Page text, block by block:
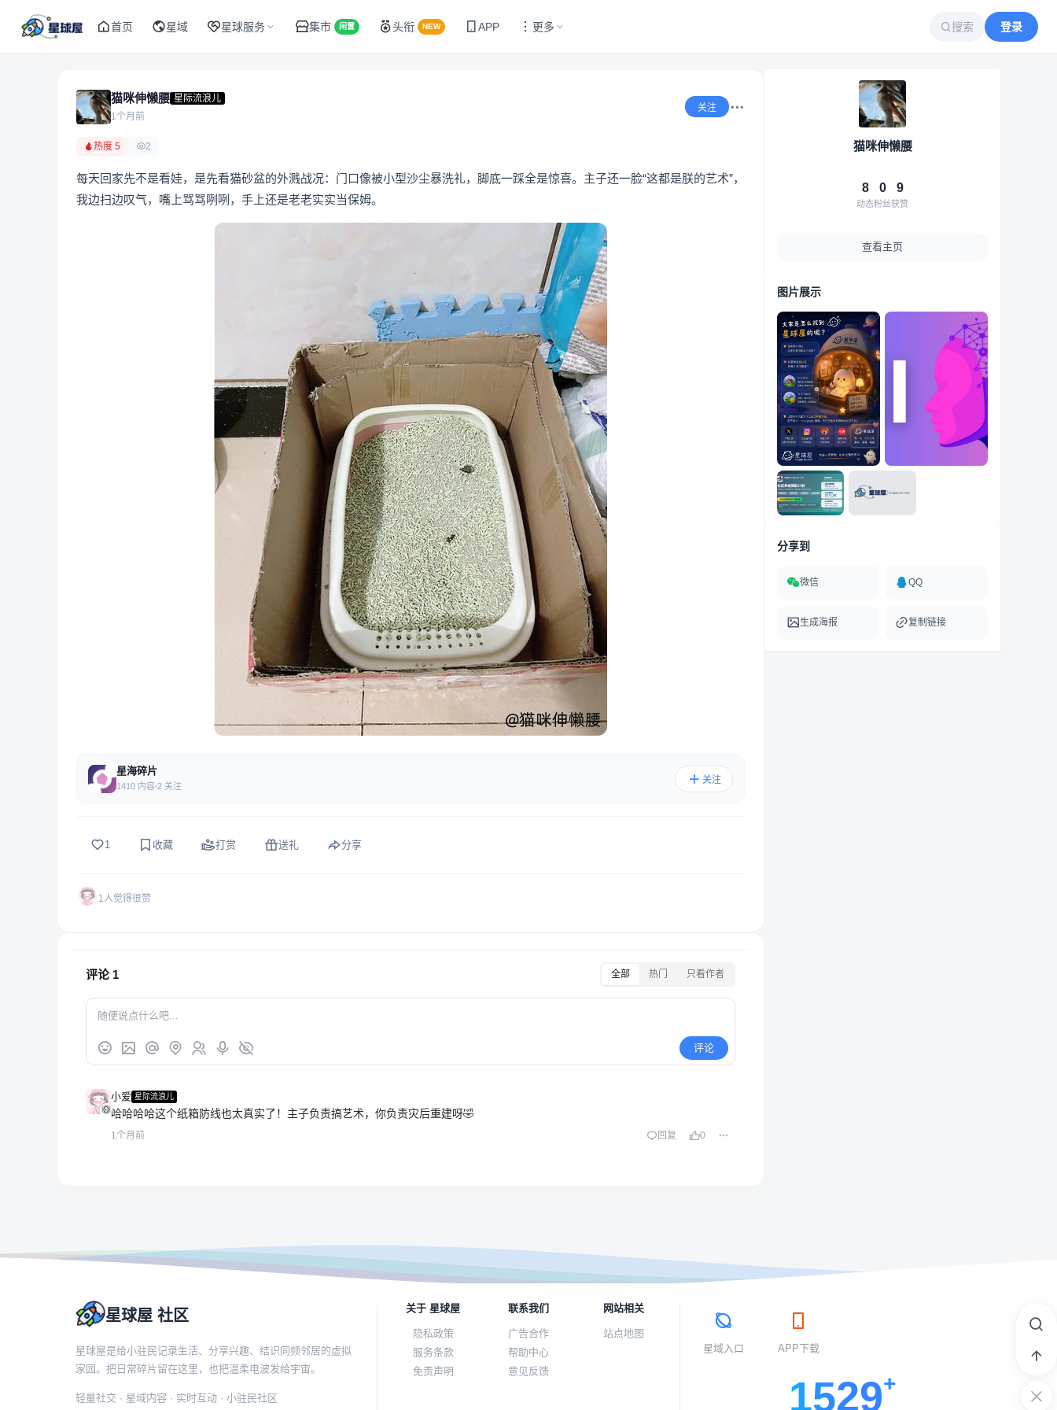
首页 星域 星球服务 集市 闲置 头衔 NEW APP 更多 搜索 登录
猫咪伸懒腰 星际流浪儿
1个月前
关注
热度 5 2
每天回家先不是看娃，是先看猫砂盆的外溅战况：门口像被小型沙尘暴洗礼，脚底一踩全是惊喜。主子还一脸“这都是朕的艺术”，
我边扫边叹气，嘴上骂骂咧咧，手上还是老老实实当保姆。
星海碎片
1410 内容 2 关注
关注
1 收藏 打赏 送礼 分享
1人觉得很赞
评论 1 全部 热门 只看作者
评论
小爱 星际流浪儿
哈哈哈哈这个纸箱防线也太真实了！主子负责搞艺术，你负责灾后重建呀🤣
1个月前 回复 0
猫咪伸懒腰
8
动态
0
粉丝
9
获赞
查看主页
图片展示
分享到
微信 QQ
生成海报 复制链接
星球屋 社区
星球屋是给小驻民记录生活、分享兴趣、结识同频邻居的虚拟
家园。把日常碎片留在这里，也把温柔电波发给宇宙。
轻量社交 · 星域内容 · 实时互动 · 小驻民社区
关于 星球屋
隐私政策
服务条款
免责声明
联系我们
广告合作
帮助中心
意见反馈
网站相关
站点地图
星域入口
APP下载
1529